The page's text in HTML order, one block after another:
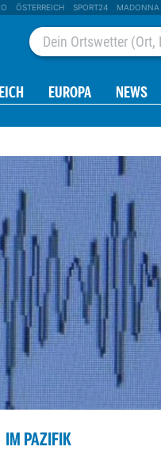
ÖSTERREICH SPORT24 MADONNA
EUROPA NEWS
IM PAZIFIK